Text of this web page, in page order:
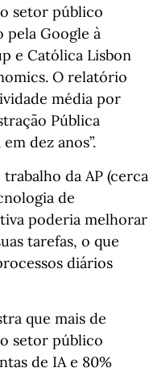
setor público
Google à
e Católica Lisbon
O relatório
média por
Pública
dez anos”.
da AP (cerca
de
poderia melhorar
tarefas, o que
diários
que mais de
setor público
de IA e 80%